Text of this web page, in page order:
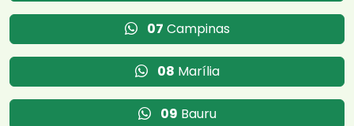
07 Campinas
08 Marília
09 Bauru